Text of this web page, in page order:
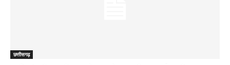
छत्तीसगढ़